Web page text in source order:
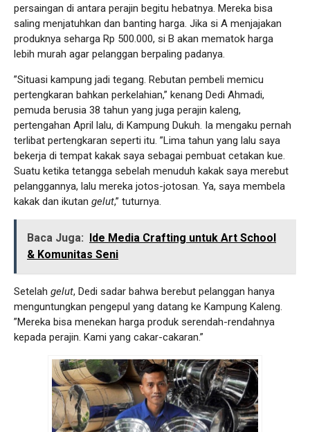
persaingan di antara perajin begitu hebatnya. Mereka bisa
saling menjatuhkan dan banting harga. Jika si A menjajakan
produknya seharga Rp 500.000, si B akan mematok harga
lebih murah agar pelanggan berpaling padanya.
”Situasi kampung jadi tegang. Rebutan pembeli memicu
pertengkaran bahkan perkelahian,” kenang Dedi Ahmadi,
pemuda berusia 38 tahun yang juga perajin kaleng,
pertengahan April lalu, di Kampung Dukuh. Ia mengaku pernah
terlibat pertengkaran seperti itu. ”Lima tahun yang lalu saya
bekerja di tempat kakak saya sebagai pembuat cetakan kue.
Suatu ketika tetangga sebelah menuduh kakak saya merebut
pelanggannya, lalu mereka jotos-jotosan. Ya, saya membela
kakak dan ikutan gelut,” tuturnya.
Baca Juga: Ide Media Crafting untuk Art School
& Komunitas Seni
Setelah gelut, Dedi sadar bahwa berebut pelanggan hanya
menguntungkan pengepul yang datang ke Kampung Kaleng.
”Mereka bisa menekan harga produk serendah-rendahnya
kepada perajin. Kami yang cakar-cakaran.”